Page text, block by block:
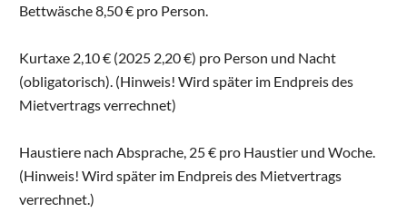
Bettwäsche 8,50 € pro Person.
Kurtaxe 2,10 € (2025 2,20 €) pro Person und Nacht
(obligatorisch). (Hinweis! Wird später im Endpreis des
Mietvertrags verrechnet)
Haustiere nach Absprache, 25 € pro Haustier und Woche.
(Hinweis! Wird später im Endpreis des Mietvertrags
verrechnet.)